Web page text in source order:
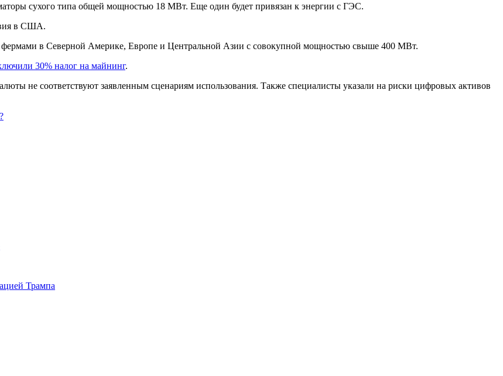
сухого типа общей мощностью 18 МВт. Еще один будет привязан к энергии с ГЭС.
в США.
в Северной Америке, Европе и Центральной Азии с совокупной мощностью свыше 400 МВт.
30% налог на майнинг.
не соответствуют заявленным сценариям использования. Также специалисты указали на риски цифровых активов
Трампа